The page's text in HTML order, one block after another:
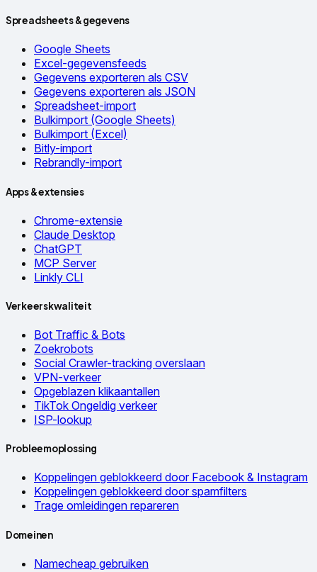
Spreadsheets & gegevens
Google Sheets
Excel-gegevensfeeds
Gegevens exporteren als CSV
Gegevens exporteren als JSON
Spreadsheet-import
Bulkimport (Google Sheets)
Bulkimport (Excel)
Bitly-import
Rebrandly-import
Apps & extensies
Chrome-extensie
Claude Desktop
ChatGPT
MCP Server
Linkly CLI
Verkeerskwaliteit
Bot Traffic & Bots
Zoekrobots
Social Crawler-tracking overslaan
VPN-verkeer
Opgeblazen klikaantallen
TikTok Ongeldig verkeer
ISP-lookup
Probleemoplossing
Koppelingen geblokkeerd door Facebook & Instagram
Koppelingen geblokkeerd door spamfilters
Trage omleidingen repareren
Domeinen
Namecheap gebruiken